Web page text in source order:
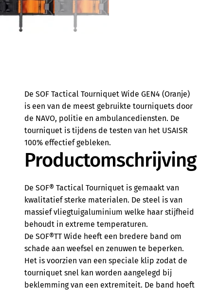
De SOF Tactical Tourniquet Wide GEN4 (Oranje)
is een van de meest gebruikte tourniquets door
de NAVO, politie en ambulancediensten. De
tourniquet is tijdens de testen van het USAISR
100% effectief gebleken.
Productomschrijving
De SOF® Tactical Tourniquet is gemaakt van
kwalitatief sterke materialen. De steel is van
massief vliegtuigaluminium welke haar stijfheid
behoudt in extreme temperaturen.
De SOF®TT Wide heeft een bredere band om
schade aan weefsel en zenuwen te beperken.
Het is voorzien van een speciale klip zodat de
tourniquet snel kan worden aangelegd bij
beklemming van een extremiteit. De band hoeft